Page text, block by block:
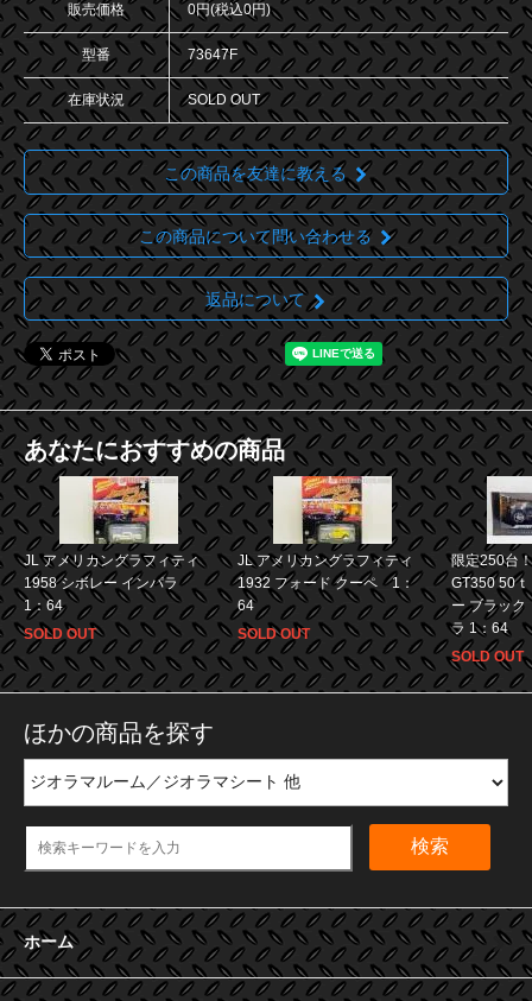
販売価格 0円(税込0円)
型番 73647F
在庫状況 SOLD OUT
この商品を友達に教える
この商品について問い合わせる
返品について
あなたにおすすめの商品
JL アメリカングラフィティ
1958 シボレー インパラ
1：64
SOLD OUT
JL アメリカングラフィティ
1932 フォード クーペ 1：
64
SOLD OUT
限定250台
GT350 50
ー ブラッ
ラ 1：64
SOLD OUT
ほかの商品を探す
検索
ホーム